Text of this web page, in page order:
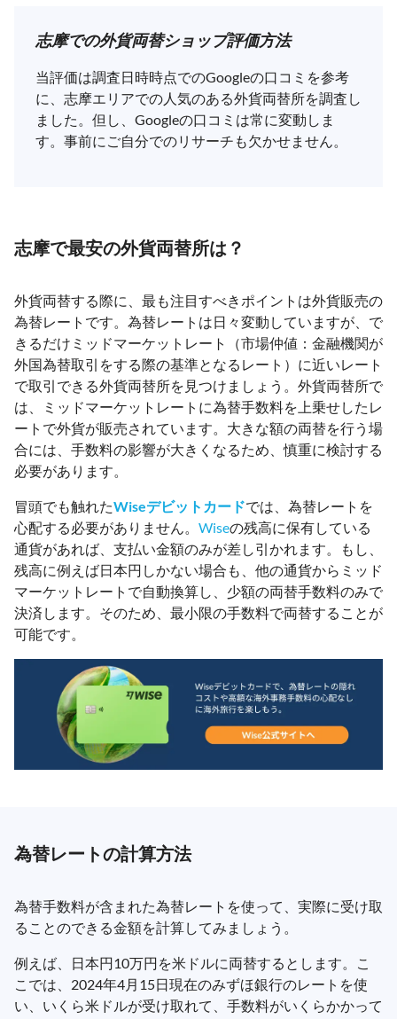
志摩での外貨両替ショップ評価方法
当評価は調査日時時点でのGoogleの口コミを参考
に、志摩エリアでの人気のある外貨両替所を調査し
ました。但し、Googleの口コミは常に変動しま
す。事前にご自分でのリサーチも欠かせません。
志摩で最安の外貨両替所は？
外貨両替する際に、最も注目すべきポイントは外貨販売の
為替レートです。為替レートは日々変動していますが、で
きるだけミッドマーケットレート（市場仲値：金融機関が
外国為替取引をする際の基準となるレート）に近いレート
で取引できる外貨両替所を見つけましょう。外貨両替所で
は、ミッドマーケットレートに為替手数料を上乗せしたレ
ートで外貨が販売されています。大きな額の両替を行う場
合には、手数料の影響が大きくなるため、慎重に検討する
必要があります。
冒頭でも触れたWiseデビットカードでは、為替レートを
心配する必要がありません。 Wiseの残高に保有している
通貨があれば、支払い金額のみが差し引かれます。もし、
残高に例えば日本円しかない場合も、他の通貨からミッド
マーケットレートで自動換算し、少額の両替手数料のみで
決済します。そのため、最小限の手数料で両替することが
可能です。
為替レートの計算方法
為替手数料が含まれた為替レートを使って、実際に受け取
ることのできる金額を計算してみましょう。
例えば、日本円10万円を米ドルに両替するとします。こ
こでは、2024年4月15日現在のみずほ銀行のレートを使
い、いくら米ドルが受け取れて、手数料がいくらかかって